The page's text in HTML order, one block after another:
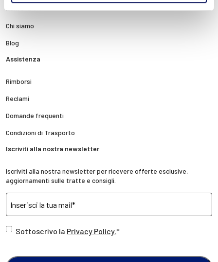
Convenzioni
Chi siamo
Blog
Assistenza
Rimborsi
Reclami
Domande frequenti
Condizioni di Trasporto
Iscriviti alla nostra newsletter
Iscriviti alla nostra newsletter per ricevere offerte esclusive,
aggiornamenti sulle tratte e consigli.
Sottoscrivo la Privacy Policy.*